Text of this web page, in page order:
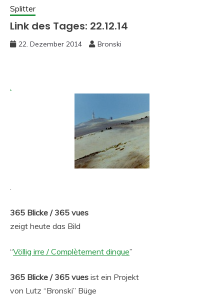
Splitter
Link des Tages: 22.12.14
22. Dezember 2014 Bronski
.
.
365 Blicke / 365 vues
zeigt heute das Bild
“Völlig irre / Complètement dingue”
365 Blicke / 365 vues ist ein Projekt
von Lutz “Bronski” Büge